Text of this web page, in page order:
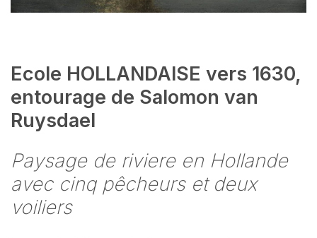
Ecole HOLLANDAISE vers 1630,
entourage de Salomon van
Ruysdael
Paysage de riviere en Hollande
avec cinq pêcheurs et deux
voiliers